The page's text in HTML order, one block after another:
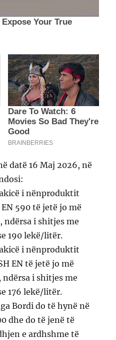
datë 16 Maj 2026, në
i nënproduktit
590 të jetë jo më
ndërsa i shitjes me
190 lekë/litër.
i nënproduktit
EN të jetë jo më
i shitjes me
176 lekë/litër.
Bordi do të hynë në
dhe do të jenë të
e ardhshme të